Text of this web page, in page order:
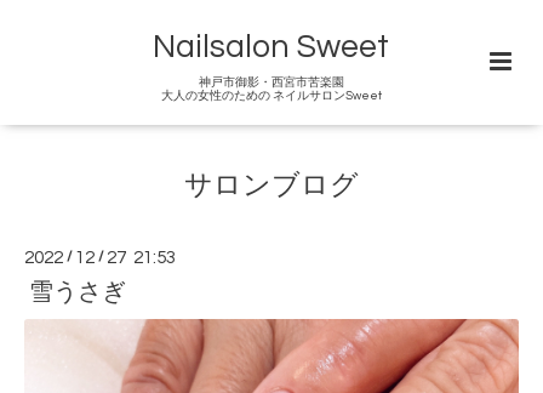
Nailsalon Sweet
神戸市御影・西宮市苦楽園
大人の女性のための ネイルサロンSweet
サロンブログ
2022 / 12 / 27 21:53
雪うさぎ